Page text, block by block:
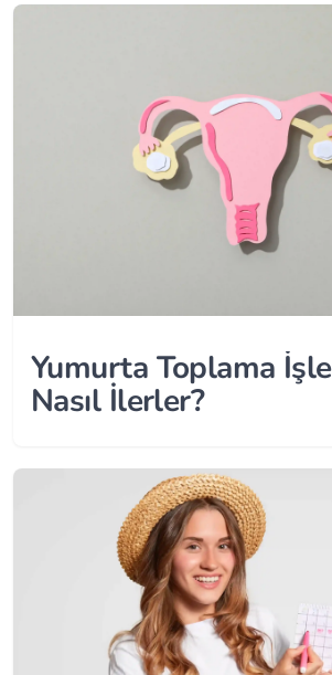
Yumurta Toplama
Nasıl İlerler?